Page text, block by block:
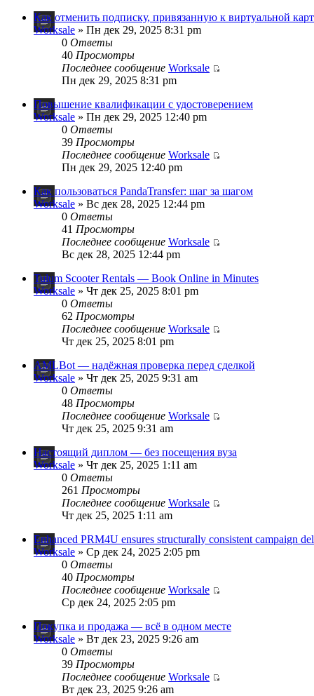
Как отменить подписку, привязанную к виртуальной
Worksale » Пн дек 29, 2025 8:31 pm
0 Ответы
40 Просмотры
Последнее сообщение Worksale
Пн дек 29, 2025 8:31 pm
Повышение квалификации с удостоверением
Worksale » Пн дек 29, 2025 12:40 pm
0 Ответы
39 Просмотры
Последнее сообщение Worksale
Пн дек 29, 2025 12:40 pm
Как пользоваться PandaTransfer: шаг за шагом
Worksale » Вс дек 28, 2025 12:44 pm
0 Ответы
41 Просмотры
Последнее сообщение Worksale
Вс дек 28, 2025 12:44 pm
Tulum Scooter Rentals — Book Online in Minutes
Worksale » Чт дек 25, 2025 8:01 pm
0 Ответы
62 Просмотры
Последнее сообщение Worksale
Чт дек 25, 2025 8:01 pm
AMLBot — надёжная проверка перед сделкой
Worksale » Чт дек 25, 2025 9:31 am
0 Ответы
48 Просмотры
Последнее сообщение Worksale
Чт дек 25, 2025 9:31 am
Настоящий диплом — без посещения вуза
Worksale » Чт дек 25, 2025 1:11 am
0 Ответы
261 Просмотры
Последнее сообщение Worksale
Чт дек 25, 2025 1:11 am
Enhanced PRM4U ensures structurally consistent campaign
Worksale » Ср дек 24, 2025 2:05 pm
0 Ответы
40 Просмотры
Последнее сообщение Worksale
Ср дек 24, 2025 2:05 pm
Покупка и продажа — всё в одном месте
Worksale » Вт дек 23, 2025 9:26 am
0 Ответы
39 Просмотры
Последнее сообщение Worksale
Вт дек 23, 2025 9:26 am